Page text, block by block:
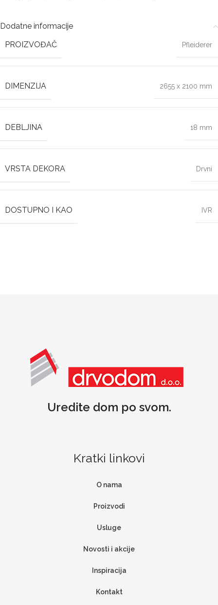
Dodatne informacije
PROIZVOĐAČ
Pfleiderer
DIMENZIJA 2655 x 2100 mm
DEBLJINA 18 mm
VRSTA DEKORA Drvni
DOSTUPNO I KAO IVR
Uredite dom po svom.
Kratki linkovi
O nama
Proizvodi
Usluge
Novosti i akcije
Inspiracija
Kontakt